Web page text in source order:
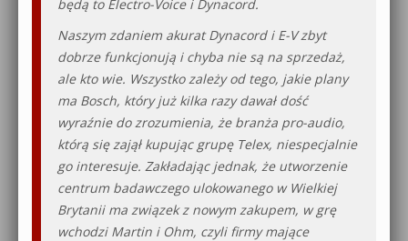
będą to Electro-Voice i Dynacord.
Naszym zdaniem akurat Dynacord i E-V zbyt
dobrze funkcjonują i chyba nie są na sprzedaż,
ale kto wie. Wszystko zależy od tego, jakie plany
ma Bosch, który już kilka razy dawał dość
wyraźnie do zrozumienia, że branża pro-audio,
którą się zajął kupując grupę Telex, niespecjalnie
go interesuje. Zakładając jednak, że utworzenie
centrum badawczego ulokowanego w Wielkiej
Brytanii ma związek z nowym zakupem, w grę
wchodzi Martin i Ohm, czyli firmy mające